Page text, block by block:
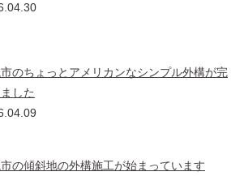
のちょっとアメリカンなシンプル外構が完
した
の傾斜地の外構施工が始まっています